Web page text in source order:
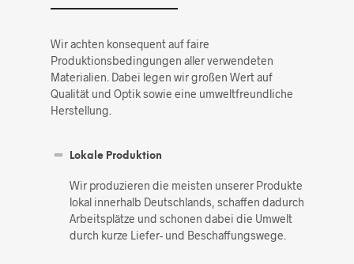
Wir achten konsequent auf faire
Produktionsbedingungen aller verwendeten
Materialien. Dabei legen wir großen Wert auf
Qualität und Optik sowie eine umweltfreundliche
Herstellung.
Lokale Produktion
Wir produzieren die meisten unserer Produkte
lokal innerhalb Deutschlands, schaffen dadurch
Arbeitsplätze und schonen dabei die Umwelt
durch kurze Liefer- und Beschaffungswege.